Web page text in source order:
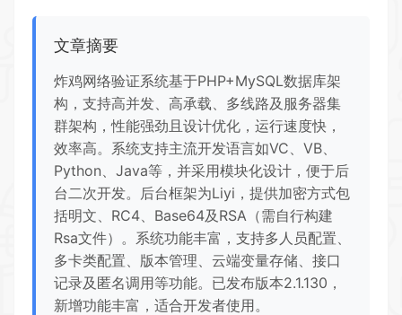
文章摘要
炸鸡网络验证系统基于PHP+MySQL数据库架
构，支持高并发、高承载、多线路及服务器集
群架构，性能强劲且设计优化，运行速度快，
效率高。系统支持主流开发语言如VC、VB、
Python、Java等，并采用模块化设计，便于后
台二次开发。后台框架为Liyi，提供加密方式包
括明文、RC4、Base64及RSA（需自行构建
Rsa文件）。系统功能丰富，支持多人员配置、
多卡类配置、版本管理、云端变量存储、接口
记录及匿名调用等功能。已发布版本2.1.130，
新增功能丰富，适合开发者使用。